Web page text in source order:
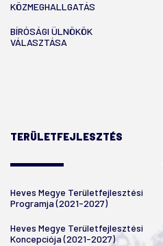
KÖZMEGHALLGATÁS
BÍRÓSÁGI ÜLNÖKÖK
VÁLASZTÁSA
TERÜLETFEJLESZTÉS
Heves Megye Területfejlesztési
Programja (2021-2027)
Heves Megye Területfejlesztési
Koncepciója (2021-2027)